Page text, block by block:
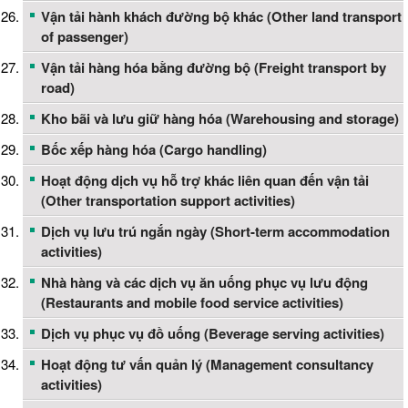
Vận tải hành khách đường bộ khác (Other land transport
of passenger)
Vận tải hàng hóa bằng đường bộ (Freight transport by
road)
Kho bãi và lưu giữ hàng hóa (Warehousing and storage)
Bốc xếp hàng hóa (Cargo handling)
Hoạt động dịch vụ hỗ trợ khác liên quan đến vận tải
(Other transportation support activities)
Dịch vụ lưu trú ngắn ngày (Short-term accommodation
activities)
Nhà hàng và các dịch vụ ăn uống phục vụ lưu động
(Restaurants and mobile food service activities)
Dịch vụ phục vụ đồ uống (Beverage serving activities)
Hoạt động tư vấn quản lý (Management consultancy
activities)